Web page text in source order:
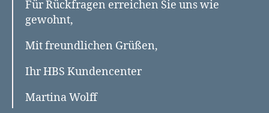
Für Rückfragen erreichen Sie uns wie
gewohnt,
Mit freundlichen Grüßen,
Ihr HBS Kundencenter
Martina Wolff